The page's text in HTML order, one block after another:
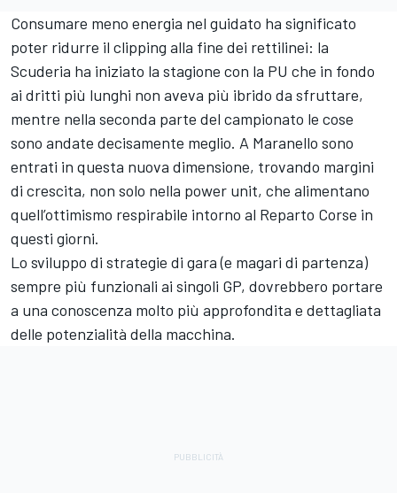
Consumare meno energia nel guidato ha significato
poter ridurre il clipping alla fine dei rettilinei: la
Scuderia ha iniziato la stagione con la PU che in fondo
ai dritti più lunghi non aveva più ibrido da sfruttare,
mentre nella seconda parte del campionato le cose
sono andate decisamente meglio. A Maranello sono
entrati in questa nuova dimensione, trovando margini
di crescita, non solo nella power unit, che alimentano
quell’ottimismo respirabile intorno al Reparto Corse in
questi giorni.
Lo sviluppo di strategie di gara (e magari di partenza)
sempre più funzionali ai singoli GP, dovrebbero portare
a una conoscenza molto più approfondita e dettagliata
delle potenzialità della macchina.